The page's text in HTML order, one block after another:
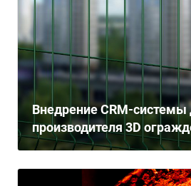
Внедрение CRM-системы
производителя 3D